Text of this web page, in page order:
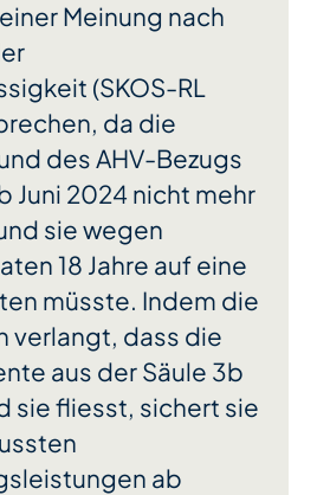
Meinung nach
(SKOS-RL
da die
des AHV-Bezugs
Juni 2024 nicht mehr
sie wegen
18 Jahre auf eine
müsste. Indem die
verlangt, dass die
aus der Säule 3b
sie fliesst, sichert sie
ab